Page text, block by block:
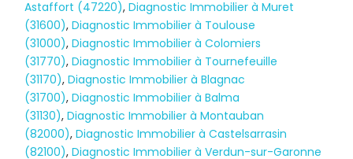
Astaffort (47220),Diagnostic Immobilier à Muret
(31600),Diagnostic Immobilier à Toulouse
(31000),Diagnostic Immobilier à Colomiers
(31770),Diagnostic Immobilier à Tournefeuille
(31170),Diagnostic Immobilier à Blagnac
(31700),Diagnostic Immobilier à Balma
(31130),Diagnostic Immobilier à Montauban
(82000),Diagnostic Immobilier à Castelsarrasin
(82100),Diagnostic Immobilier à Verdun-sur-Garonne